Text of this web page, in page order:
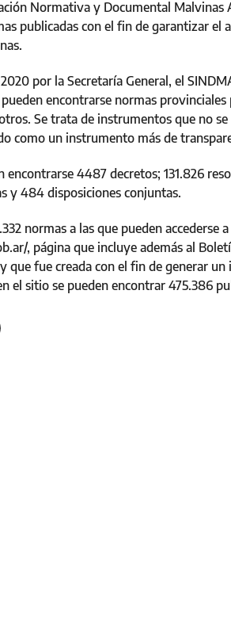
Normativa y Documental Malvinas
publicadas con el fin de garantizar el
por la Secretaría General, el
encontrarse normas
Se trata de instrumentos que no
como un instrumento más de
encontrarse 4487 decretos; 131.826
y 484 disposiciones conjuntas.
normas a las que pueden accederse
, página que incluye además al
que fue creada con el fin de generar
el sitio se pueden encontrar 475.386